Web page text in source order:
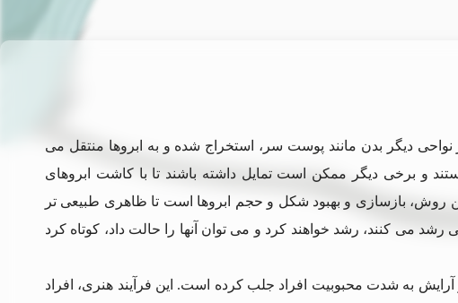
دیگر بدن مانند پوست سر، استخراج شده و به ابروها منتقل می
و برخی دیگر ممکن است تمایل داشته باشند تا با کاشت ابروهای
روش، بازسازی و بهبود شکل و حجم ابروها است تا ظاهری طبیعی تر
می کنند، رشد خواهند کرد و می توان آنها را حالت داد، کوتاه کرد
به شدت محبوبیت افراد جلب کرده است. این فرآیند هنری، افراد